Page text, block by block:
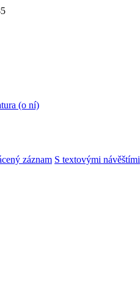
(o ní)
záznam S textovými návěštími